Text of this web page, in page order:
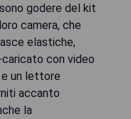
godere del kit
camera, che
elastiche,
con video
e un lettore
accanto
la